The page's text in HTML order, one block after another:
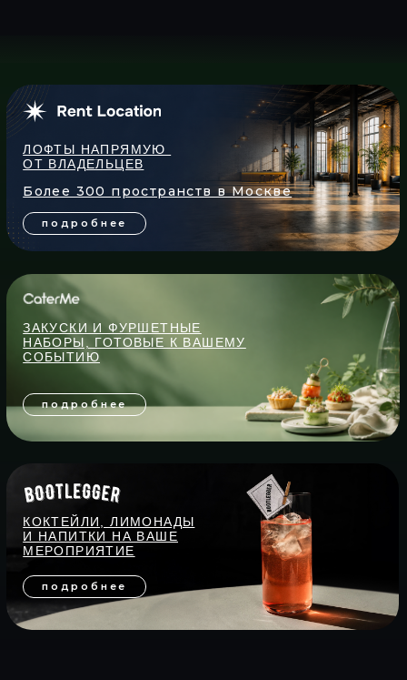
КОКТЕЙЛИ, ЛИМОНАДЫ
И НАПИТКИ НА ВАШЕ
МЕРОПРИЯТИЕ
подробнее